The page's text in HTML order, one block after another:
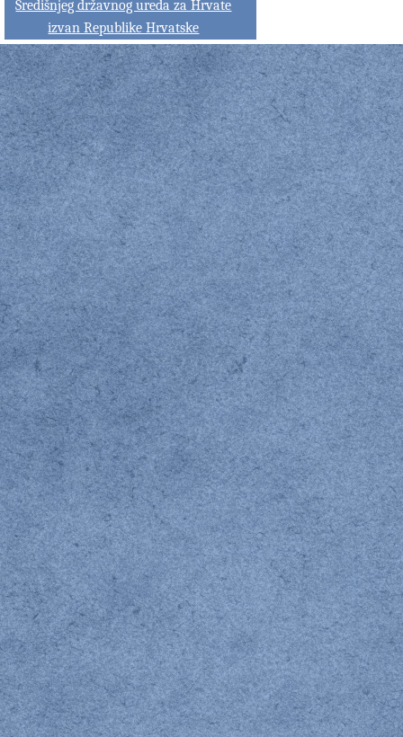
Središnjeg državnog ureda za Hrvate
izvan Republike Hrvatske